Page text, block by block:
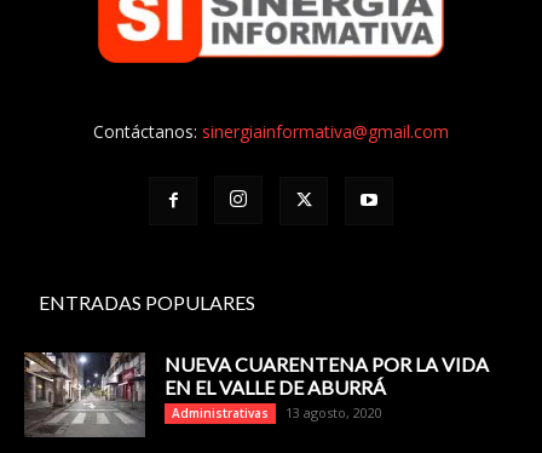
Contáctanos: sinergiainformativa@gmail.com
ENTRADAS POPULARES
NUEVA CUARENTENA POR LA VIDA
EN EL VALLE DE ABURRÁ
Administrativas 13 agosto, 2020